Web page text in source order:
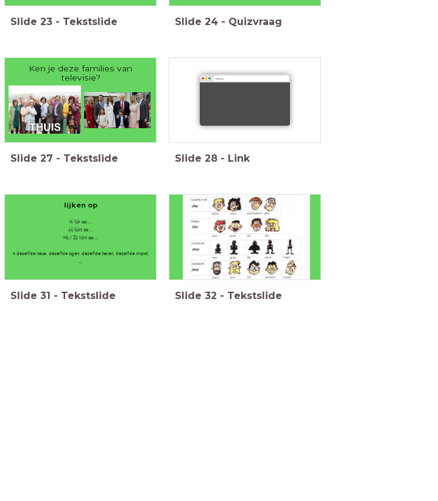
Slide 23 - Tekstslide Slide 24 - Quizvraag
Ken je deze families van
televisie?
Slide 27 - Tekstslide
https:
Slide 28 - Link
lijken op
Ik lijk op ...
Jij lijkt op ...
Hij / Zij lijkt op ...
= dezelfde neus, dezelfde ogen, dezelfde haren, dezelfde mond,
...
Slide 31 - Tekstslide
Spreken over uiterlijk
Slide 32 - Tekstslide